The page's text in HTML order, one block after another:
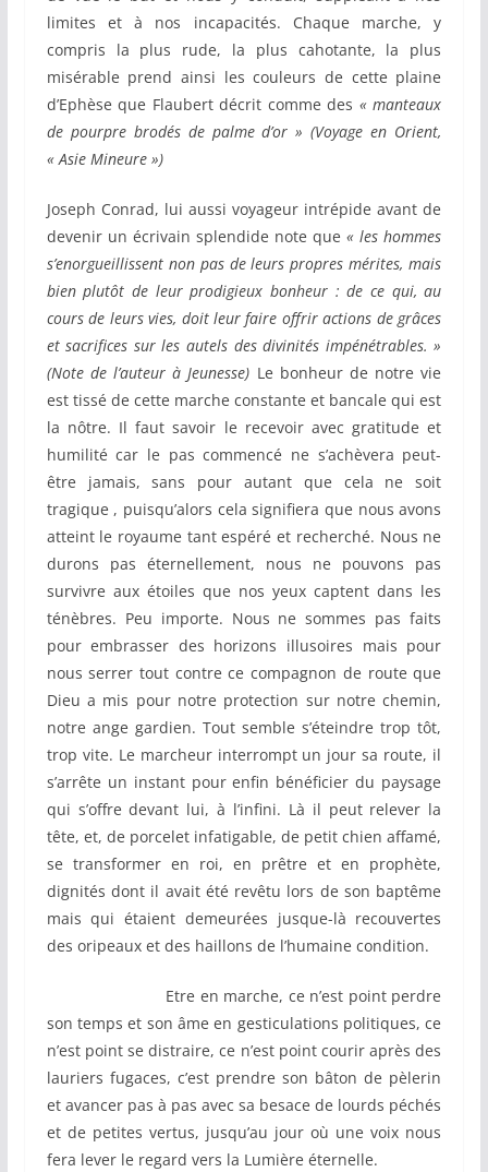
limites et à nos incapacités. Chaque marche, y
compris la plus rude, la plus cahotante, la plus
misérable prend ainsi les couleurs de cette plaine
d’Ephèse que Flaubert décrit comme des « manteaux
de pourpre brodés de palme d’or » (Voyage en Orient,
« Asie Mineure »)
Joseph Conrad, lui aussi voyageur intrépide avant de
devenir un écrivain splendide note que« les hommes
s’enorgueillissent non pas de leurs propres mérites, mais
bien plutôt de leur prodigieux bonheur : de ce qui, au
cours de leurs vies, doit leur faire offrir actions de grâces
et sacrifices sur les autels des divinités impénétrables. »
(Note de l’auteur à Jeunesse) Le bonheur de notre vie
est tissé de cette marche constante et bancale qui est
la nôtre. Il faut savoir le recevoir avec gratitude et
humilité car le pas commencé ne s’achèvera peut-
être jamais, sans pour autant que cela ne soit
tragique , puisqu’alors cela signifiera que nous avons
atteint le royaume tant espéré et recherché. Nous ne
durons pas éternellement, nous ne pouvons pas
survivre aux étoiles que nos yeux captent dans les
ténèbres. Peu importe. Nous ne sommes pas faits
pour embrasser des horizons illusoires mais pour
nous serrer tout contre ce compagnon de route que
Dieu a mis pour notre protection sur notre chemin,
notre ange gardien. Tout semble s’éteindre trop tôt,
trop vite. Le marcheur interrompt un jour sa route, il
s’arrête un instant pour enfin bénéficier du paysage
qui s’offre devant lui, à l’infini. Là il peut relever la
tête, et, de porcelet infatigable, de petit chien affamé,
se transformer en roi, en prêtre et en prophète,
dignités dont il avait été revêtu lors de son baptême
mais qui étaient demeurées jusque-là recouvertes
des oripeaux et des haillons de l’humaine condition.
Etre en marche, ce n’est point perdre
son temps et son âme en gesticulations politiques, ce
n’est point se distraire, ce n’est point courir après des
lauriers fugaces, c’est prendre son bâton de pèlerin
et avancer pas à pas avec sa besace de lourds péchés
et de petites vertus, jusqu’au jour où une voix nous
fera lever le regard vers la Lumière éternelle.